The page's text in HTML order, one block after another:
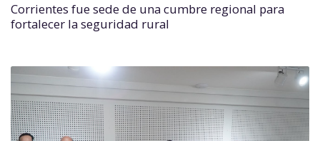
Corrientes fue sede de una cumbre regional para
fortalecer la seguridad rural